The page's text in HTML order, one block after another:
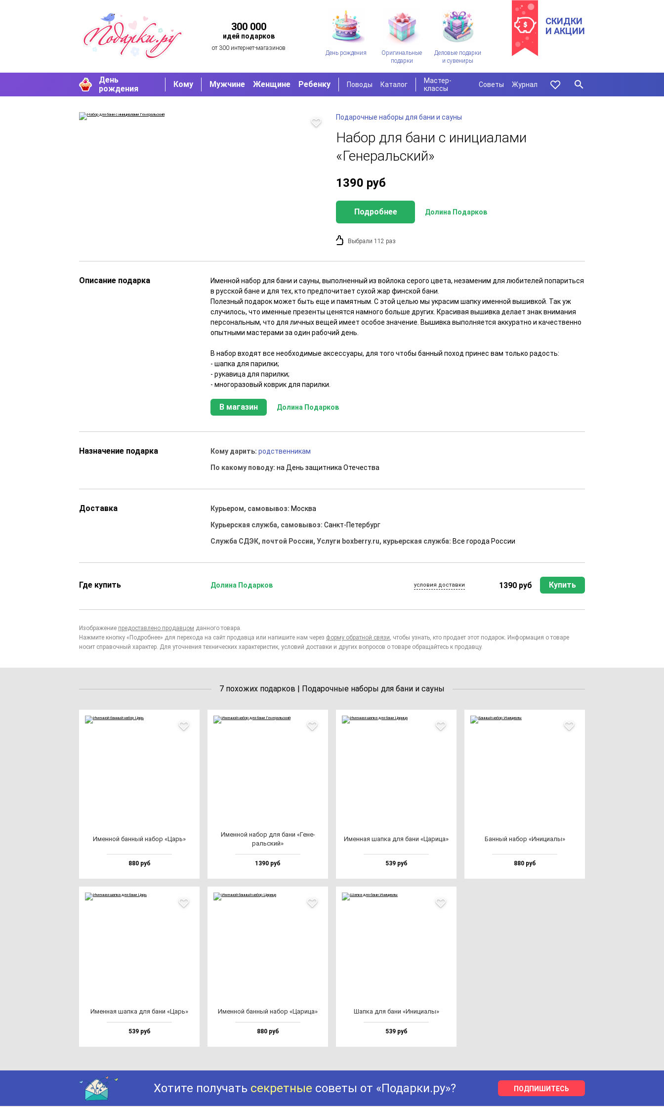
300 000
идей подарков
от 300 интернет-магазинов
День рождения
Оригинальные
подарки
Деловые подарки
и сувениры
СКИДКИ
И АКЦИИ
День
рождения
Кому Мужчине Женщине Ребенку Поводы Каталог
Мастер-
классы
Советы Журнал
Подарочные наборы для бани и сауны
Набор для бани с инициалами
«Генеральский»
1390 руб
Подробнее Долина Подарков
Выбрали 112 раз
Описание подарка
Именной набор для бани и сауны, выполненный из войлока серого цвета, незаменим для любителей попариться
в русской бане и для тех, кто предпочитает сухой жар финской бани.
Полезный подарок может быть еще и памятным. С этой целью мы украсим шапку именной вышивкой. Так уж
случилось, что именные презенты ценятся намного больше других. Красивая вышивка делает знак внимания
персональным, что для личных вещей имеет особое значение. Вышивка выполняется аккуратно и качественно
опытными мастерами за один рабочий день.
В набор входят все необходимые аксессуары, для того чтобы банный поход принес вам только радость:
- шапка для парилки;
- рукавица для парилки;
- многоразовый коврик для парилки.
В магазин Долина Подарков
Назначение подарка Кому дарить:родственникам
По какому поводу:на День защитника Отечества
Доставка Курьером, самовывоз: Москва
Курьерская служба, самовывоз:Санкт-Петербург
Служба СДЭК, почтой России, Услуги boxberry.ru, курьерская служба: Все города России
Где купить Долина Подарков условия доставки 1390 руб Купить
Изображение предоставлено продавцом данного товара.
Нажмите кнопку «Подробнее» для перехода на сайт продавца или напишите нам через форму обратной связи, чтобы узнать, кто продает этот подарок. Информация о товаре
носит справочный характер. Для уточнения технических характеристик, условий доставки и других вопросов о товаре обращайтесь к продавцу.
7 похожих подарков | Подарочные наборы для бани и сауны
Имен­ной бан­ный на­бор «Царь»
880 руб
Имен­ной на­бор для ба­ни «Гене­
раль­ский»
1390 руб
Имен­ная шап­ка для ба­ни «Цари­ца»
539 руб
Бан­ный на­бор «Ини­ци­алы»
880 руб
Имен­ная шап­ка для ба­ни «Царь»
539 руб
Имен­ной бан­ный на­бор «Цари­ца»
880 руб
Шап­ка для ба­ни «Ини­ци­алы»
539 руб
Хотите получать секретные советы от «Подарки.ру»? ПОДПИШИТЕСЬ